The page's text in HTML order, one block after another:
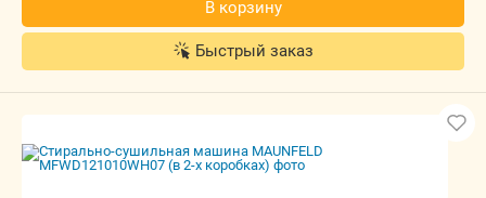
В корзину
Быстрый заказ